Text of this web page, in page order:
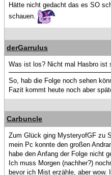
Hätte nicht gedacht das es SO
schauen.
derGarrulus
Was ist los? Nicht mal Hasbro ist
So, hab die Folge noch sehen
Fazit kommt heute noch aber
Carbuncle
Zum Glück ging MysteryofGF zu
mein Pc konnte den großen
habe den Anfang der Folge nicht
Ich muss Morgen (nachher?)
bevor ich Mist erzähle, aber wow.